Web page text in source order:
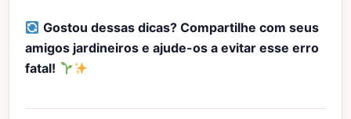
Gostou dessas dicas? Compartilhe com seus
amigos jardineiros e ajude-os a evitar esse erro
fatal!